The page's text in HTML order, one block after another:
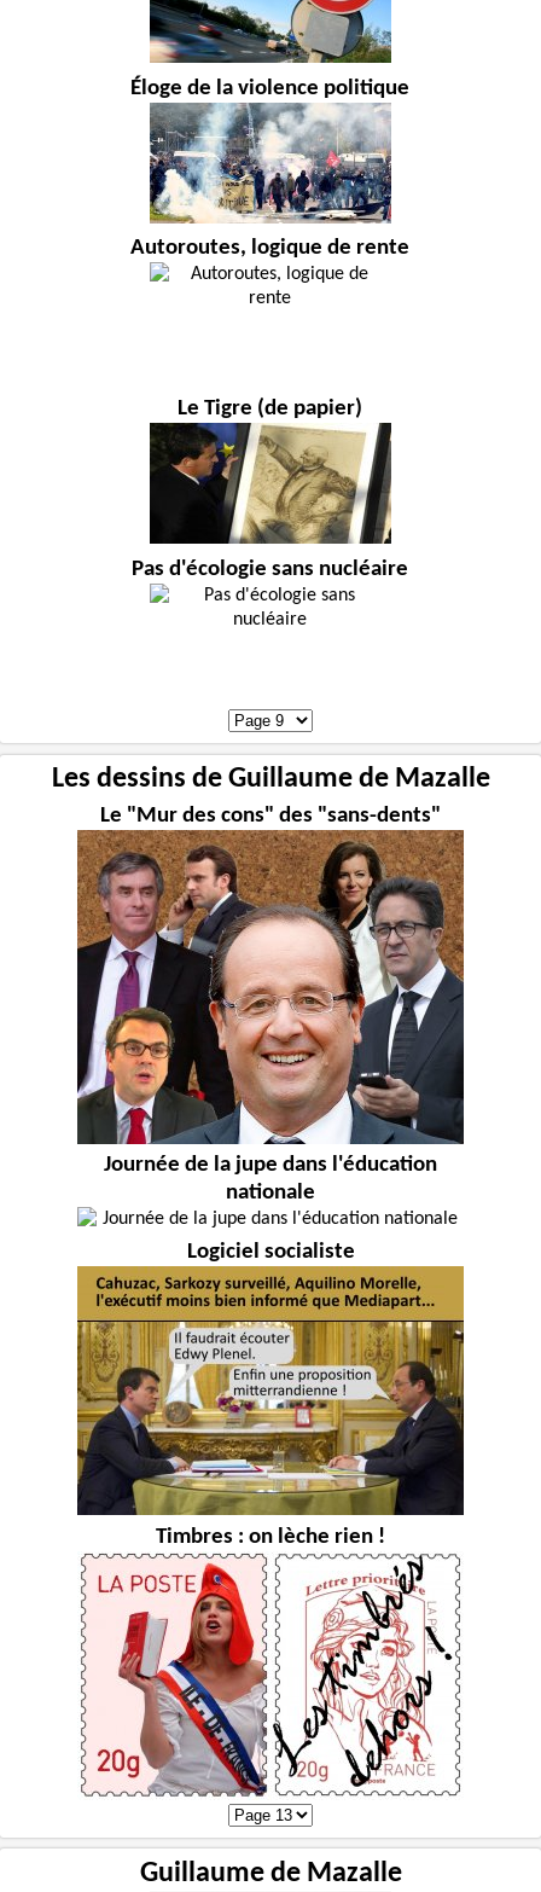
Éloge de la violence politique
Autoroutes, logique de rente
Le Tigre (de papier)
Pas d'écologie sans nucléaire
Les dessins de Guillaume de Mazalle
Le "Mur des cons" des "sans-dents"
Journée de la jupe dans l'éducation
nationale
Logiciel socialiste
Timbres : on lèche rien !
Guillaume de Mazalle